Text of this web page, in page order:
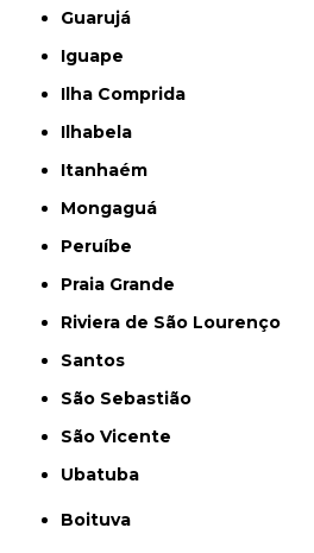
Guarujá
Iguape
Ilha Comprida
Ilhabela
Itanhaém
Mongaguá
Peruíbe
Praia Grande
Riviera de São Lourenço
Santos
São Sebastião
São Vicente
Ubatuba
Boituva